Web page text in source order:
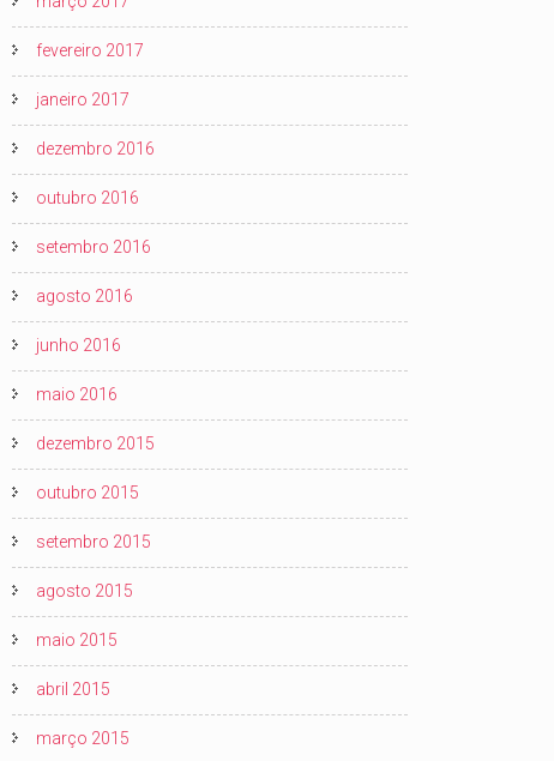
fevereiro 2017
janeiro 2017
dezembro 2016
outubro 2016
setembro 2016
agosto 2016
junho 2016
maio 2016
dezembro 2015
outubro 2015
setembro 2015
agosto 2015
maio 2015
abril 2015
março 2015